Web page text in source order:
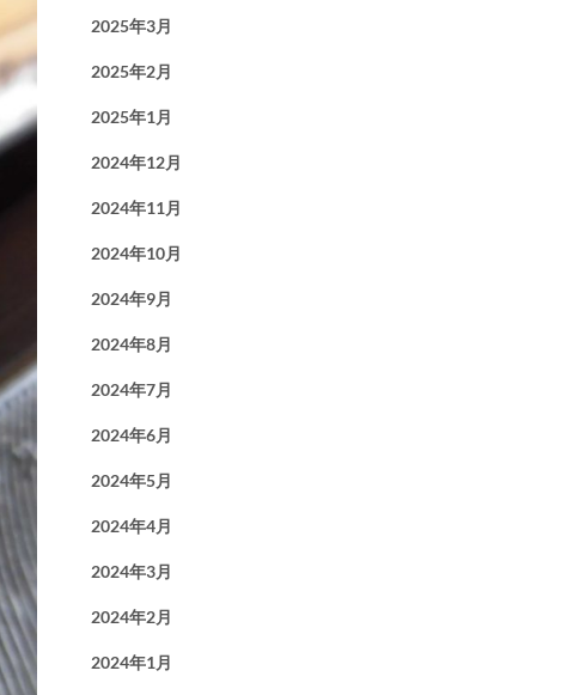
2025年3月
2025年2月
2025年1月
2024年12月
2024年11月
2024年10月
2024年9月
2024年8月
2024年7月
2024年6月
2024年5月
2024年4月
2024年3月
2024年2月
2024年1月